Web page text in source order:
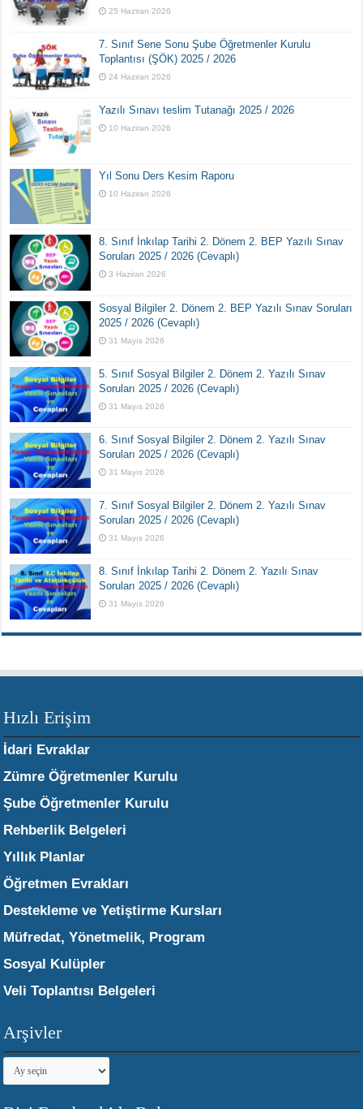
25 Haziran 2026
7. Sınıf Sene Sonu Şube Öğretmenler Kurulu
Toplantısı (ŞÖK) 2025 / 2026
24 Haziran 2026
Yazılı Sınavı teslim Tutanağı 2025 / 2026
10 Haziran 2026
Yıl Sonu Ders Kesim Raporu
10 Haziran 2026
8. Sınıf İnkılap Tarihi 2. Dönem 2. BEP Yazılı Sınav
Soruları 2025 / 2026 (Cevaplı)
3 Haziran 2026
Sosyal Bilgiler 2. Dönem 2. BEP Yazılı Sınav Soruları
2025 / 2026 (Cevaplı)
31 Mayıs 2026
5. Sınıf Sosyal Bilgiler 2. Dönem 2. Yazılı Sınav
Soruları 2025 / 2026 (Cevaplı)
31 Mayıs 2026
6. Sınıf Sosyal Bilgiler 2. Dönem 2. Yazılı Sınav
Soruları 2025 / 2026 (Cevaplı)
31 Mayıs 2026
7. Sınıf Sosyal Bilgiler 2. Dönem 2. Yazılı Sınav
Soruları 2025 / 2026 (Cevaplı)
31 Mayıs 2026
8. Sınıf İnkılap Tarihi 2. Dönem 2. Yazılı Sınav
Soruları 2025 / 2026 (Cevaplı)
31 Mayıs 2026
Hızlı Erişim
İdari Evraklar
Zümre Öğretmenler Kurulu
Şube Öğretmenler Kurulu
Rehberlik Belgeleri
Yıllık Planlar
Öğretmen Evrakları
Destekleme ve Yetiştirme Kursları
Müfredat, Yönetmelik, Program
Sosyal Kulüpler
Veli Toplantısı Belgeleri
Arşivler
Arşivler